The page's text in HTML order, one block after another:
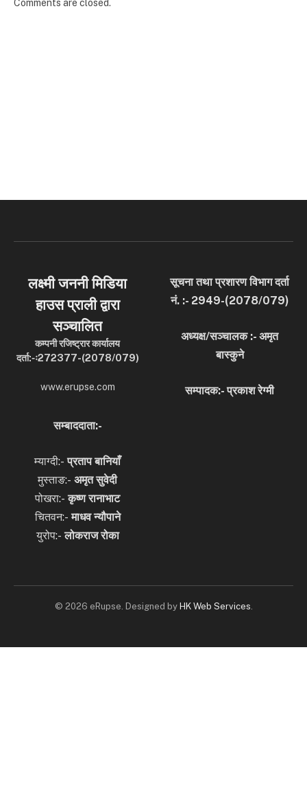
Comments are closed.
लक्ष्मी जननी मिडिया
हाउस प्राली द्वारा
सञ्चालित
कम्पनी रजिष्ट्रार कार्यालय
दर्ता:-ः272377-(2078/079)
www.erupse.com
सूचना तथा प्रशारण विभाग दर्ता
नं. :- 2949-(2078/079)
अध्यक्ष/सञ्चालक :- अमृत
बास्कुने
सम्पादक:- प्रकाश रेग्मी
सम्बाददाता:-
म्याग्दी:-प्रताप बानियाँ
मुस्ताङ:- अमृत सुवेदी
पोखरा:-कृष्ण रानाभाट
चितवन:-माधव न्यौपाने
युरोप:-लोकराज रोका
© 2026 eRupse. Designed by HK Web Services.